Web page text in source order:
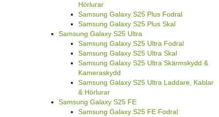
Hörlurar
Samsung Galaxy S25 Plus Fodral
Samsung Galaxy S25 Plus Skal
Samsung Galaxy S25 Ultra
Samsung Galaxy S25 Ultra Fodral
Samsung Galaxy S25 Ultra Skal
Samsung Galaxy S25 Ultra Skärmskydd &
Kameraskydd
Samsung Galaxy S25 Ultra Laddare, Kablar
& Hörlurar
Samsung Galaxy S25 FE
Samsung Galaxy S25 FE Fodral